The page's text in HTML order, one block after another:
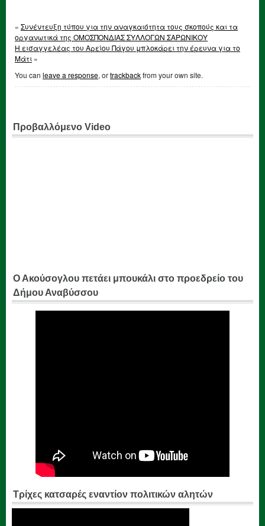
« Συνέντευξη τύπου για την αναγκαιότητα τους σκοπούς και τα
οργανωτικά της ΟΜΟΣΠΟΝΔΙΑΣ ΣΥΛΛΟΓΩΝ ΣΑΡΩΝΙΚΟΥ
Η εισαγγελέας του Αρείου Πάγου μπλοκάρει την έρευνα για το
Μάτι »
You can leave a response, ortrackbackfrom your own site.
Προβαλλόμενο Video
Ο Ακούσογλου πετάει μπουκάλι στο προεδρείο του
Δήμου Αναβύσσου
Τρίχες κατσαρές εναντίον πολιτικών αλητών